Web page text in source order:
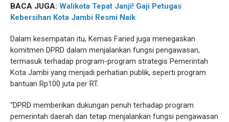
BACA JUGA: Walikota Tepat Janji! Gaji Petugas
Kebersihan Kota Jambi Resmi Naik
Dalam kesempatan itu, Kemas Faried juga menegaskan
komitmen DPRD dalam menjalankan fungsi pengawasan,
termasuk terhadap program-program strategis Pemerintah
Kota Jambi yang menjadi perhatian publik, seperti program
bantuan Rp100 juta per RT.
“DPRD memberikan dukungan penuh terhadap program
pemerintah daerah dan tetap menjalankan fungsi pengawasan